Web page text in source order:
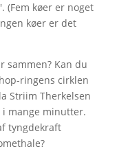
(Fem køer er noget
køer er det
sammen? Kan du
ringens cirklen
Striim Therkelsen
i mange minutter.
tyngdekraft